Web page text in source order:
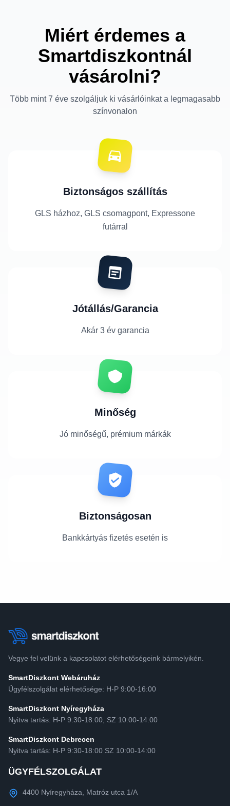
Miért érdemes a
Smartdiszkontnál
vásárolni?
Több mint 7 éve szolgáljuk ki vásárlóinkat a legmagasabb
színvonalon
Biztonságos szállítás
GLS házhoz, GLS csomagpont, Expressone
futárral
Jótállás/Garancia
Akár 3 év garancia
Minőség
Jó minőségű, prémium márkák
Biztonságosan
Bankkártyás fizetés esetén is
Vegye fel velünk a kapcsolatot elérhetőségeink bármelyikén.
SmartDiszkont Webáruház
Ügyfélszolgálat elérhetősége: H-P 9:00-16:00
SmartDiszkont Nyíregyháza
Nyitva tartás: H-P 9:30-18:00, SZ 10:00-14:00
SmartDiszkont Debrecen
Nyitva tartás: H-P 9:30-18:00 SZ 10:00-14:00
ÜGYFÉLSZOLGÁLAT
4400 Nyíregyháza, Matróz utca 1/A